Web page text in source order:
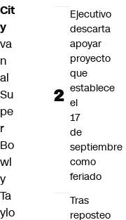
Cit
y
va
n
al
Su
pe
r
Bo
wl
y
Ta
ylo
Ejecutivo
descarta
apoyar
proyecto
que
establece
el
17
de
septiembre
como
feriado
Tras
reposteo